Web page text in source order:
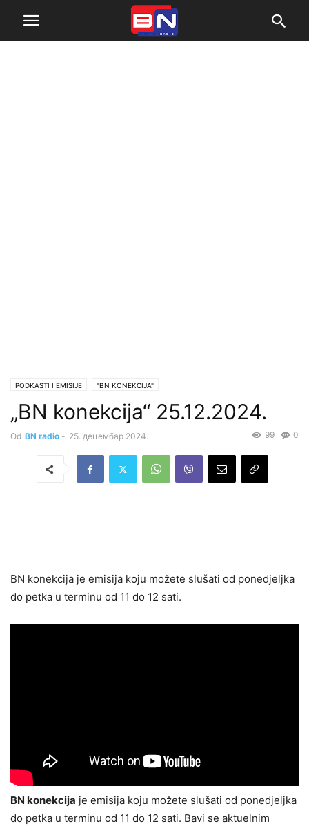
PODKASTI I EMISIJE "BN KONEKCIJA"
„BN konekcija“ 25.12.2024.
Od BN radio - 25. децембар 2024. 0
99
BN konekcija je emisija koju možete slušati od ponedjeljka
do petka u terminu od 11 do 12 sati.
BN konekcija je emisija koju možete slušati od ponedjeljka
do petka u terminu od 11 do 12 sati. Bavi se aktuelnim